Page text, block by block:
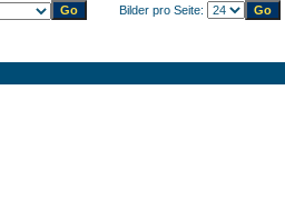
Bilder pro Seite: